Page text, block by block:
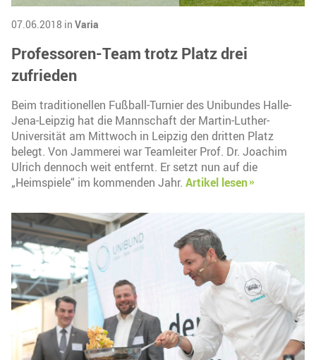
07.06.2018 in Varia
Professoren-Team trotz Platz drei
zufrieden
Beim traditionellen Fußball-Turnier des Unibundes Halle-
Jena-Leipzig hat die Mannschaft der Martin-Luther-
Universität am Mittwoch in Leipzig den dritten Platz
belegt. Von Jammerei war Teamleiter Prof. Dr. Joachim
Ulrich dennoch weit entfernt. Er setzt nun auf die
„Heimspiele“ im kommenden Jahr. Artikel lesen